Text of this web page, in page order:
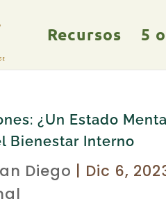
Recursos 5
¿Un Estado
Bienestar Interno
Diego
Dic 6,